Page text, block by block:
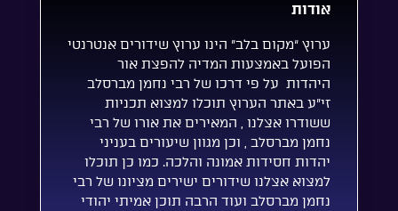
אודות
ערוץ “מקום בלב” הינו ערוץ שידורים אנטרנטי
הפועל באמצעות המדיה להפצת אור
היהדות על פי דרכו של רבי נחמן מברסלב
זי”ע באתר הערוץ תוכלו למצוא תכניות
ששודרו אצלנו , המאירים את אורו של רבי
נחמן מברסלב , וכן מגוון שיעורים בעניני
יהדות חסידות אמונה והלכה. כמו כן תוכלו
למצוא אצלנו שידורים ישירים מציונו של רבי
נחמן מברסלב ועוד הרבה תוכן אמיתי יהודי